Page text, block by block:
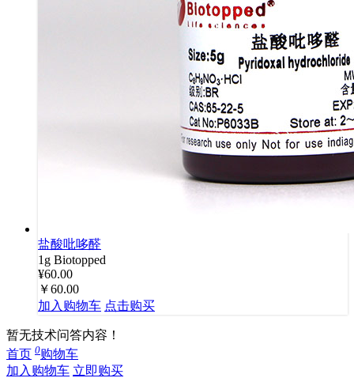
盐酸吡哆醛
1g Biotopped
¥60.00
￥60.00
加入购物车 点击购买
暂无技术问答内容！
首页 0购物车
加入购物车 立即购买